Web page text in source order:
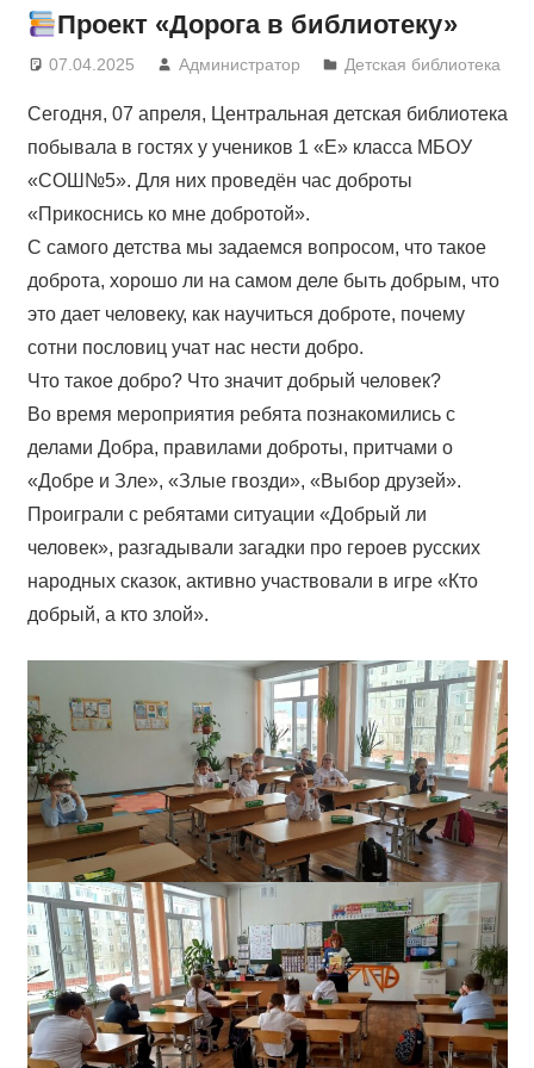
Проект «Дорога в библиотеку»
07.04.2025 Администратор Детская библиотека
Сегодня, 07 апреля, Центральная детская библиотека
побывала в гостях у учеников 1 «Е» класса МБОУ
«СОШ№5». Для них проведён час доброты
«Прикоснись ко мне добротой».
С самого детства мы задаемся вопросом, что такое
доброта, хорошо ли на самом деле быть добрым, что
это дает человеку, как научиться доброте, почему
сотни пословиц учат нас нести добро.
Что такое добро? Что значит добрый человек?
Во время мероприятия ребята познакомились с
делами Добра, правилами доброты, притчами о
«Добре и Зле», «Злые гвозди», «Выбор друзей».
Проиграли с ребятами ситуации «Добрый ли
человек», разгадывали загадки про героев русских
народных сказок, активно участвовали в игре «Кто
добрый, а кто злой».